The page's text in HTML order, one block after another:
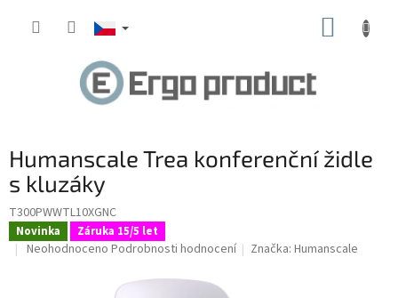
Humanscale Trea konferenční židle
s kluzáky
T300PWWTL10XGNC
Novinka Záruka 15/5 let
Průměrné
Neohodnoceno Podrobnosti hodnocení Značka:Humanscale